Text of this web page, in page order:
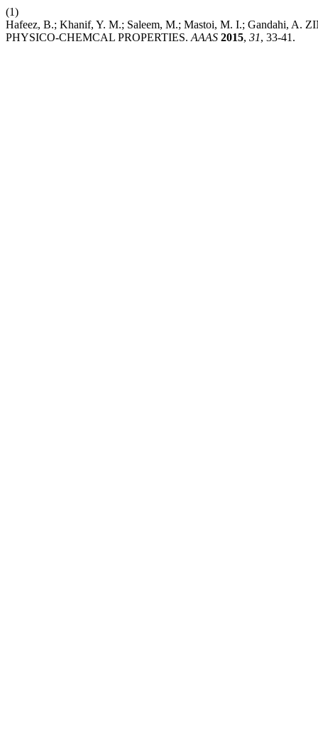
(1)
Hafeez, B.; Khanif, Y. M.; Saleem, M.; Mastoi, M. I.; Gandahi,
PHYSICO-CHEMCAL PROPERTIES. AAAS 2015, 31, 33-41.